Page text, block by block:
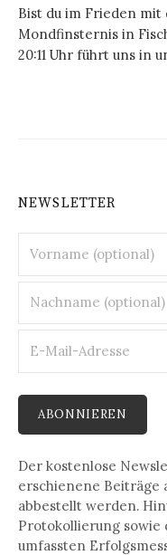
Bist du im Frieden
Mondfinsternis in
20:11 Uhr führt uns in
NEWSLETTER
Der kostenlose
erschienene Beiträge
abbestellt werden.
Protokollierung
umfassten